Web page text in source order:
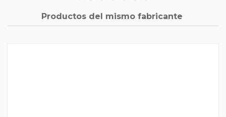
Productos del mismo fabricante